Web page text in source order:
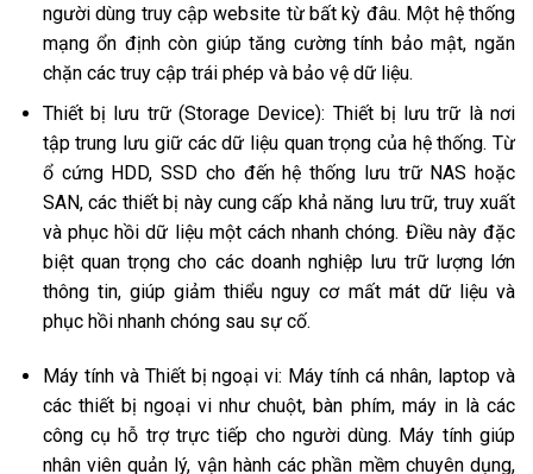
người dùng truy cập website từ bất kỳ đâu. Một hệ thống
mạng ổn định còn giúp tăng cường tính bảo mật, ngăn
chặn các truy cập trái phép và bảo vệ dữ liệu.
Thiết bị lưu trữ (Storage Device): Thiết bị lưu trữ là nơi
tập trung lưu giữ các dữ liệu quan trọng của hệ thống. Từ
ổ cứng HDD, SSD cho đến hệ thống lưu trữ NAS hoặc
SAN, các thiết bị này cung cấp khả năng lưu trữ, truy xuất
và phục hồi dữ liệu một cách nhanh chóng. Điều này đặc
biệt quan trọng cho các doanh nghiệp lưu trữ lượng lớn
thông tin, giúp giảm thiểu nguy cơ mất mát dữ liệu và
phục hồi nhanh chóng sau sự cố.
Máy tính và Thiết bị ngoại vi: Máy tính cá nhân, laptop và
các thiết bị ngoại vi như chuột, bàn phím, máy in là các
công cụ hỗ trợ trực tiếp cho người dùng. Máy tính giúp
nhân viên quản lý, vận hành các phần mềm chuyên dụng,